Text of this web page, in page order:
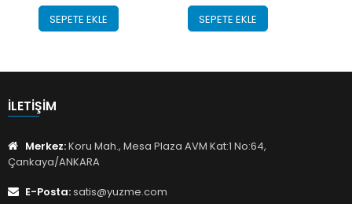
SEPETE EKLE SEPETE EKLE
İLETIŞIM
Merkez:Koru Mah., Mesa Plaza AVM Kat:1 No:64,
Çankaya/ANKARA
E-Posta:satis@yuzme.com